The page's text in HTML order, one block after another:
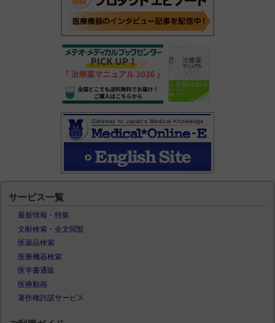
サービス一覧
最新情報・特集
文献検索・全文閲覧
医薬品検索
医療機器検索
医学書通販
医療動画
著作権許諾サービス